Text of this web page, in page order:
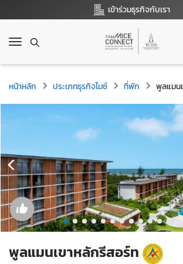
เข้าร่วมธุรกิจกับเรา
T
g
g
l
e
i
g
a
t
i
o
n
หน้าหลัก ประเภทธุรกิจไมซ์ ที่พัก พูลแมน
พูลแมนเขาหลักรีสอร์ท